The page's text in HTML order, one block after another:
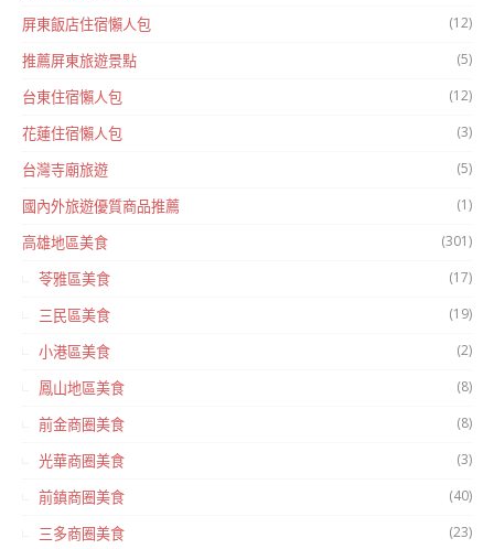
屏東飯店住宿懶人包 (12)
推薦屏東旅遊景點 (5)
台東住宿懶人包 (12)
花蓮住宿懶人包 (3)
台灣寺廟旅遊 (5)
國內外旅遊優質商品推薦 (1)
高雄地區美食 (301)
苓雅區美食 (17)
三民區美食 (19)
小港區美食 (2)
鳳山地區美食 (8)
前金商圈美食 (8)
光華商圈美食 (3)
前鎮商圈美食 (40)
三多商圈美食 (23)